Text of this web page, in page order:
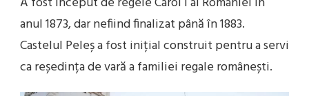
anul 1873, dar nefiind finalizat până în 1883.
Castelul Peleș a fost inițial construit pentru a servi
ca reședința de vară a familiei regale românești.